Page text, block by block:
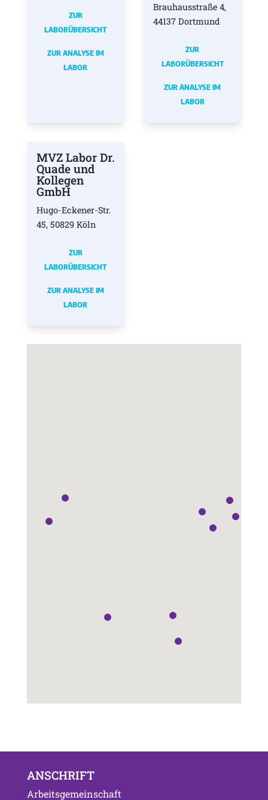
ZUR
LABORÜBERSICHT
ZUR ANALYSE IM
LABOR
Brauhausstraße 4,
44137 Dortmund
ZUR
LABORÜBERSICHT
ZUR ANALYSE IM
LABOR
MVZ Labor Dr.
Quade und
Kollegen
GmbH
Hugo-Eckener-Str.
45, 50829 Köln
ZUR
LABORÜBERSICHT
ZUR ANALYSE IM
LABOR
ANSCHRIFT
Arbeitsgemeinschaft